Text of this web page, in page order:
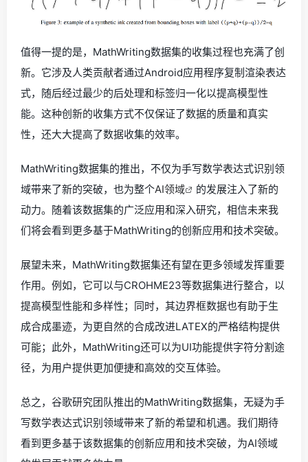
值得一提的是，MathWriting数据集的收集过程也充满了创
新。它涉及人类贡献者通过Android应用程序复制渲染表达
式，随后经过最少的后处理和标签归一化以提高模型性
能。这种创新的收集方式不仅保证了数据的质量和真实
性，还大大提高了数据收集的效率。
MathWriting数据集的推出，不仅为手写数学表达式识别领
域带来了新的突破，也为整个AI领域
的发展注入了新的
动力。随着该数据集的广泛应用和深入研究，相信未来我
们将会看到更多基于MathWriting的创新应用和技术突破。
展望未来，MathWriting数据集还有望在更多领域发挥重要
作用。例如，它可以与CROHME23等数据集进行整合，以
提高模型性能和多样性；同时，其边界框数据也有助于生
成合成墨迹，为更自然的合成改进LATEX的严格结构提供
可能；此外，MathWriting还可以为UI功能提供字符分割途
径，为用户提供更加便捷和高效的交互体验。
总之，谷歌研究团队推出的MathWriting数据集，无疑为手
写数学表达式识别领域带来了新的希望和机遇。我们期待
看到更多基于该数据集的创新应用和技术突破，为AI领域